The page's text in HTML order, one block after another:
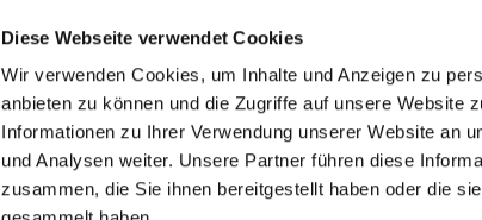
Diese Webseite verwendet Cookies
Wir verwenden Cookies, um Inhalte und Anzeigen zu
anbieten zu können und die Zugriffe auf unsere Website
Informationen zu Ihrer Verwendung unserer Website an
und Analysen weiter. Unsere Partner führen diese
zusammen, die Sie ihnen bereitgestellt haben oder die